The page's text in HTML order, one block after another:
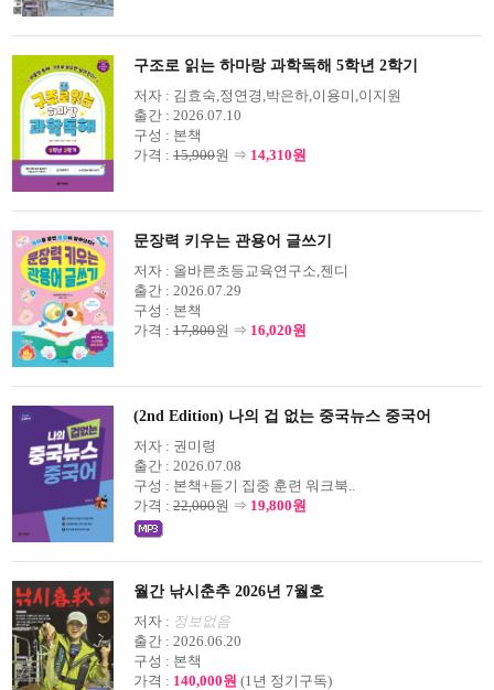
구조로 읽는 하마랑 과학독해 5학년 2학기
저자 : 김효숙,정연경,박은하,이용미,이지원
출간 : 2026.07.10
구성 : 본책
가격 : 15,900원 ⇒ 14,310원
문장력 키우는 관용어 글쓰기
저자 : 올바른초등교육연구소,젠디
출간 : 2026.07.29
구성 : 본책
가격 : 17,800원 ⇒ 16,020원
(2nd Edition) 나의 겁 없는 중국뉴스 중국어
저자 : 권미령
출간 : 2026.07.08
구성 : 본책+듣기 집중 훈련 워크북..
가격 : 22,000원 ⇒ 19,800원
월간 낚시춘추 2026년 7월호
저자 : 정보없음
출간 : 2026.06.20
구성 : 본책
가격 : 140,000원 (1년 정기구독)